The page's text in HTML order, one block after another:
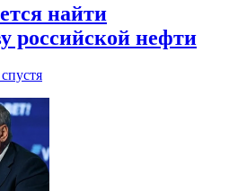
найти
российской нефти